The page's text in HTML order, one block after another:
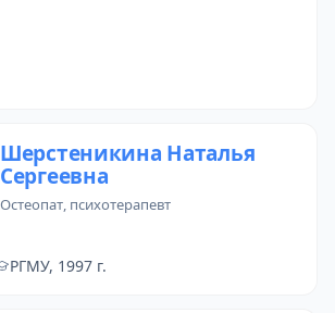
Шерстеникина Наталья
Сергеевна
остеопат, психотерапевт
РГМУ, 1997 г.